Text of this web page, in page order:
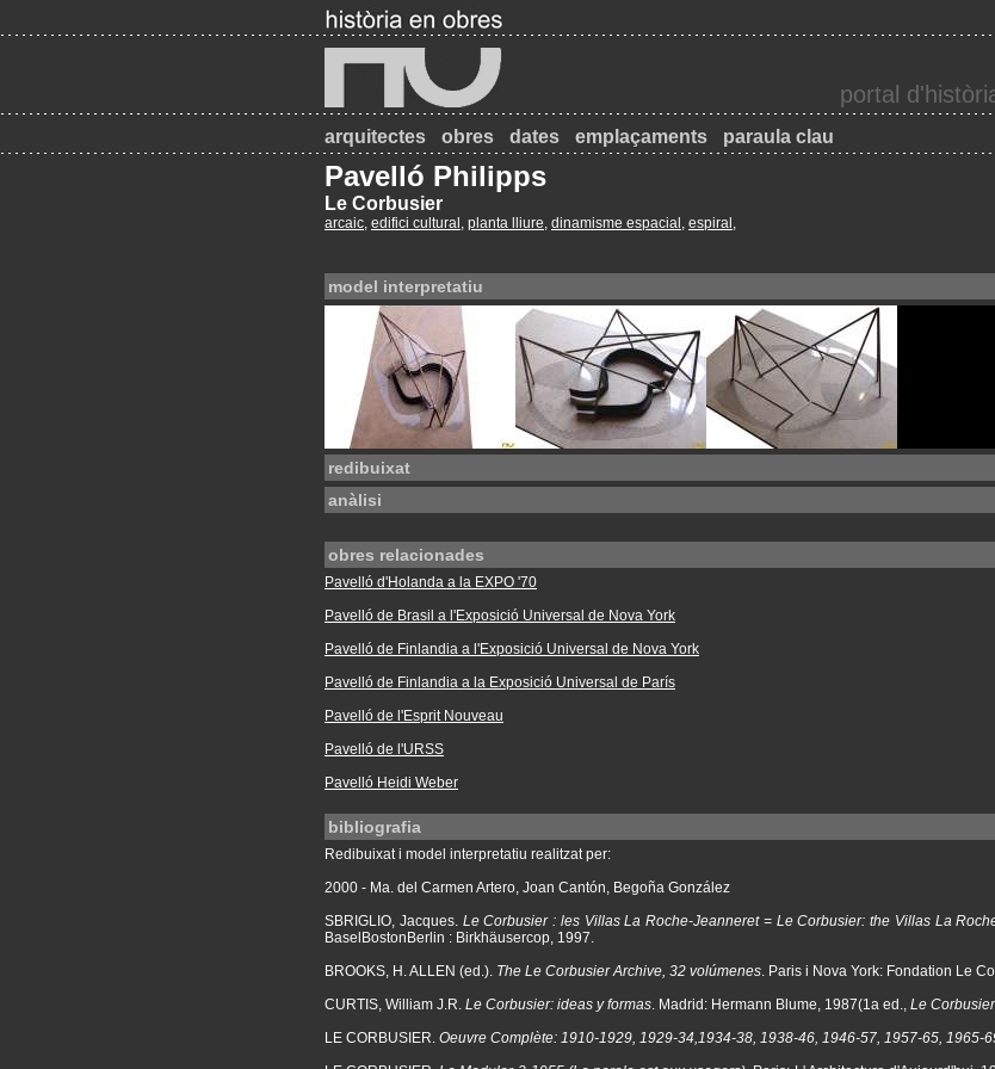
portal
arquitectes obres dates emplaçaments paraula clau
Pavelló Philipps
Le Corbusier
arcaic, edifici cultural , planta lliure, dinamisme espacial , espiral ,
model interpretatiu
redibuixat
anàlisi
obres relacionades
Pavelló d'Holanda a la EXPO '70
Pavelló de Brasil a l'Exposició Universal de Nova York
Pavelló de Finlandia a l'Exposició Universal de Nova York
Pavelló de Finlandia a la Exposició Universal de París
Pavelló de l'Esprit Nouveau
Pavelló de l'URSS
Pavelló Heidi Weber
bibliografia
Redibuixat i model interpretatiu realitzat per:
2000 - Ma. del Carmen Artero, Joan Cantón, Begoña González
SBRIGLIO, Jacques. Le Corbusier : les Villas La Roche-Jeanneret = Le Corbusier: the Villas La
BaselBostonBerlin : Birkhäusercop, 1997.
BROOKS, H. ALLEN (ed.). The Le Corbusier Archive, 32 volúmenes. Paris i Nova York: Fondation Le
CURTIS, William J.R. Le Corbusier: ideas y formas. Madrid: Hermann Blume, 1987(1a ed., Le
LE CORBUSIER. Oeuvre Complète: 1910-1929, 1929-34,1934-38, 1938-46, 1946-57, 1957-65, 1965-